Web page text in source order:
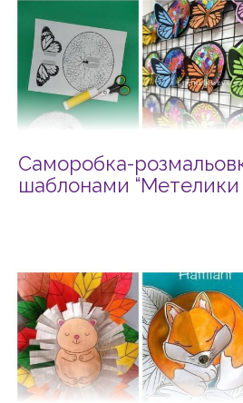
Саморобка-
шаблонами “Метелики